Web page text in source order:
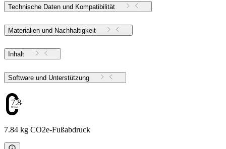
Technische Daten und Kompatibilität
Materialien und Nachhaltigkeit
Inhalt
Software und Unterstützung
7.84
7.84 kg CO2e-Fußabdruck